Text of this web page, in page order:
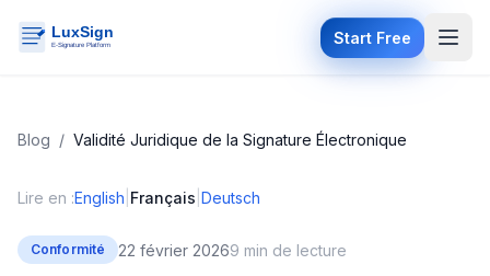
Start Free
Blog / Validité Juridique de la Signature Électronique
Lire en :English Français Deutsch
Conformité 22 février 20269 min de lecture